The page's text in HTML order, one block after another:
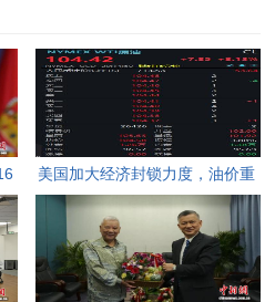
美国加大经济封锁力度，油价重
返100美元高点，黄金价格急
跌，日韩主要股指开盘走低。